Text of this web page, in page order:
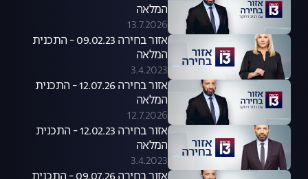
המלאה
13.7.2026
אזור בחירה 09.02.23 - התכנית
המלאה
3.4.2023
אזור בחירה 12.07.26 - התכנית
המלאה
12.7.2026
אזור בחירה 12.02.23 - התכנית
המלאה
3.4.2023